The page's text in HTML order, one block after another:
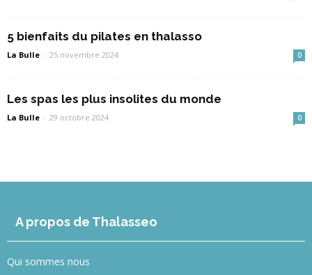
5 bienfaits du pilates en thalasso
La Bulle - 25 novembre 2024 0
Les spas les plus insolites du monde
La Bulle - 29 octobre 2024 0
A propos de Thalasseo
Qui sommes nous